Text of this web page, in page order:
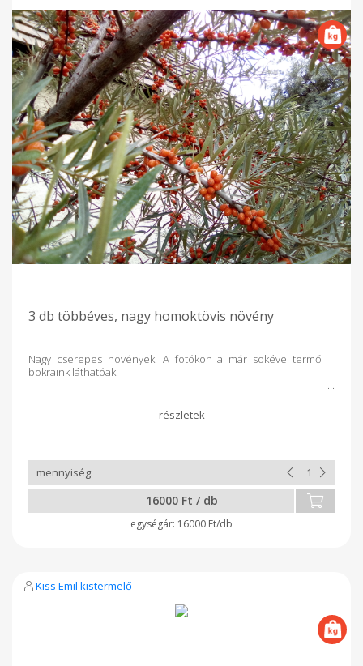
3 db többéves, nagy homoktövis növény
Nagy cserepes növények. A fotókon a már sokéve termő
bokraink láthatóak.
16000 Ft / db
16000 Ft/db
Kiss Emil kistermelő